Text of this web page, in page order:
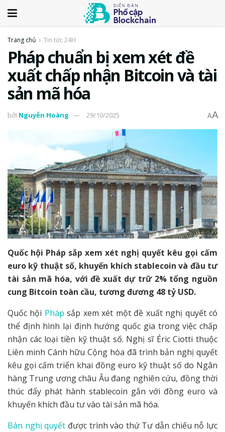
Trang chủ Tin tức 24H
Pháp chuẩn bị xem xét đề
xuất chấp nhận Bitcoin và tài
sản mã hóa
bởi Nguyễn Hoàng 29/10/2025 AA
Quốc hội Pháp sắp xem xét nghị quyết kêu gọi cấm
euro kỹ thuật số, khuyến khích stablecoin và đầu tư
tài sản mã hóa, với đề xuất dự trữ 2% tổng nguồn
cung Bitcoin toàn cầu, tương đương 48 tỷ USD.
Quốc hội Pháp sắp xem xét một đề xuất nghị quyết có
thể định hình lại định hướng quốc gia trong việc chấp
nhận các loại tiền kỹ thuật số. Nghị sĩ Éric Ciotti thuộc
Liên minh Cánh hữu Cộng hòa đã trình bản nghị quyết
kêu gọi cấm triển khai đồng euro kỹ thuật số do Ngân
hàng Trung ương châu Âu đang nghiên cứu, đồng thời
thúc đẩy phát hành stablecoin gắn với đồng euro và
khuyến khích đầu tư vào tài sản mã hóa.
Bản nghị quyết được trình vào thứ Tư dẫn chiếu nỗ lực